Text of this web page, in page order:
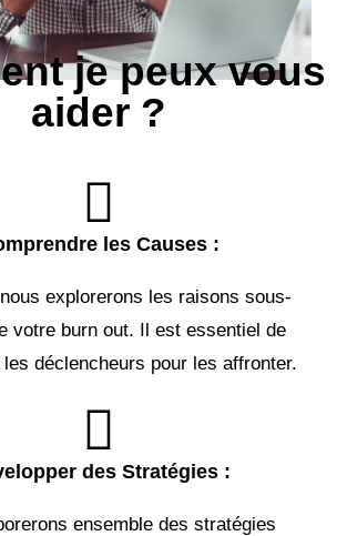
je peux vous
aider ?
les Causes :
explorerons les raisons sous-
votre burn out. Il est essentiel de
déclencheurs pour les affronter.
des Stratégies :
ensemble des stratégies